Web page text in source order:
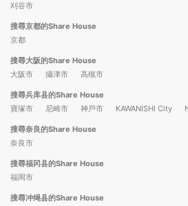
刈谷市
搜尋京都的Share House
京都
搜尋大阪的Share House
大阪市
攝津市 高槻市
搜尋兵库县的Share House
寶塚市
尼崎市 神戶市 KAWANISHI City
搜尋奈良的Share House
奈良市
搜尋福冈县的Share House
福岡市
搜尋冲绳县的Share House